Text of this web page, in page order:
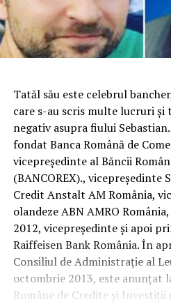
Tatăl său este celebrul
care s-au scris multe lucruri şi
negativ asupra fiului
fondat Banca Română de
vicepreşedinte al Băncii
(BANCOREX)., vicepreşedinte
Credit Anstalt AM România,
olandeze ABN AMRO
2012, vicepreşedinte şi apoi
Raiffeisen Bank România.În
Consiliul de Administraţie al
octombrie 2013, este anunţat
Române de Credite şi Investiţii